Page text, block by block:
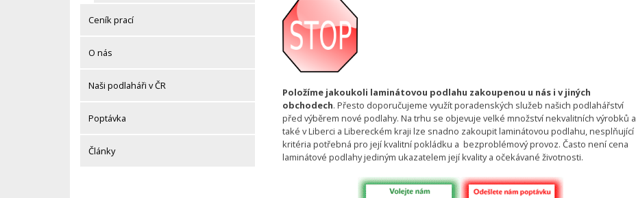
Ceník prací
O nás
Naši podlaháři v ČR
Poptávka
Články
Položíme jakoukoli laminátovou podlahu zakoupenou u nás i v jiných
obchodech. Přesto doporučujeme využít poradenských služeb našich podlahářství
před výběrem nové podlahy. Na trhu se objevuje velké množství nekvalitních výrobků a
také v Liberci a Libereckém kraji lze snadno zakoupit laminátovou podlahu, nesplňující
kritéria potřebná pro její kvalitní pokládku a bezproblémový provoz. Často není cena
laminátové podlahy jediným ukazatelem její kvality a očekávané životnosti.